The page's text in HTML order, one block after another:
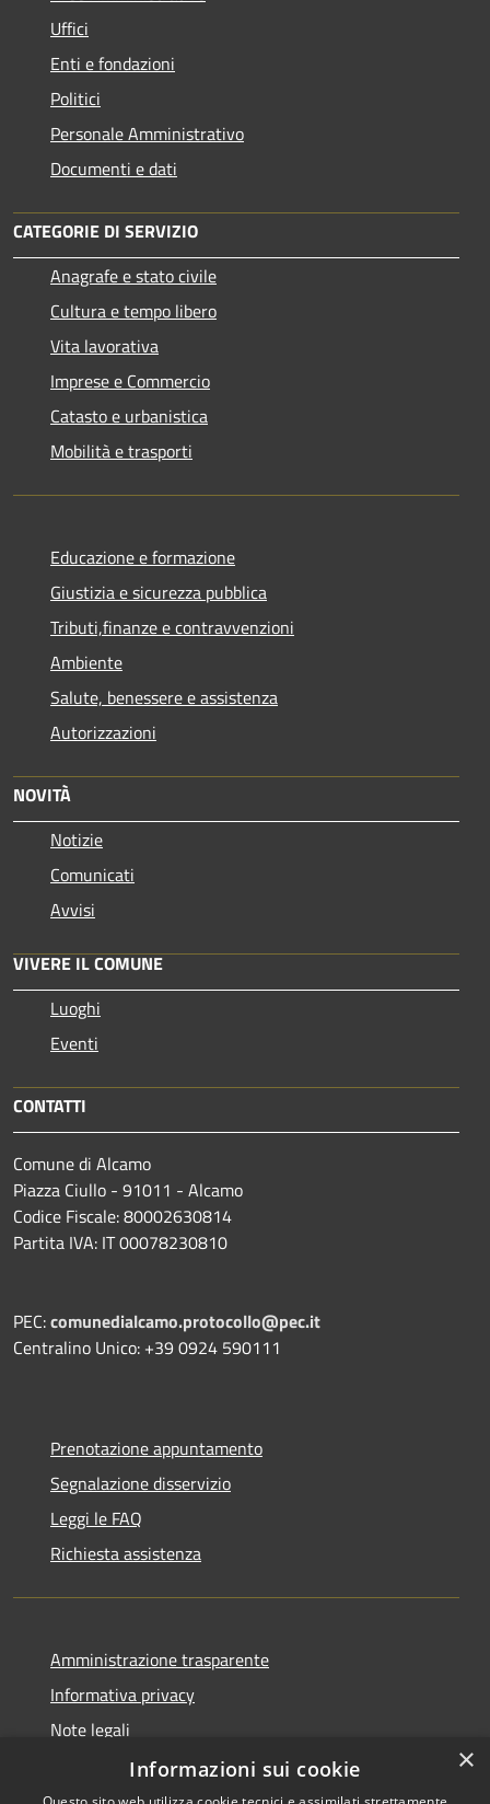
Uffici
Enti e fondazioni
Politici
Personale Amministrativo
Documenti e dati
CATEGORIE DI SERVIZIO
Anagrafe e stato civile
Cultura e tempo libero
Vita lavorativa
Imprese e Commercio
Catasto e urbanistica
Mobilità e trasporti
Educazione e formazione
Giustizia e sicurezza pubblica
Tributi,finanze e contravvenzioni
Ambiente
Salute, benessere e assistenza
Autorizzazioni
NOVITÀ
Notizie
Comunicati
Avvisi
VIVERE IL COMUNE
Luoghi
Eventi
CONTATTI
Comune di Alcamo
Piazza Ciullo - 91011 - Alcamo
Codice Fiscale: 80002630814
Partita IVA: IT 00078230810
PEC:comunedialcamo.protocollo@pec.it
Centralino Unico: +39 0924 590111
Prenotazione appuntamento
Segnalazione disservizio
Leggi le FAQ
Richiesta assistenza
Amministrazione trasparente
Informativa privacy
Note legali
Dichiarazione di accessibilità
×
Informazioni sui cookie